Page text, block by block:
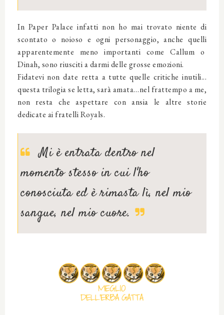
In Paper Palace infatti non ho mai trovato niente di
scontato o noioso e ogni personaggio, anche quelli
apparentemente meno importanti come Callum o
Dinah, sono riusciti a darmi delle grosse emozioni.
Fidatevi non date retta a tutte quelle critiche inutili...
questa trilogia se letta, sarà amata…nel frattempo a me,
non resta che aspettare con ansia le altre storie
dedicate ai fratelli Royals.
Mi è entrata dentro nel
momento stesso in cui l'ho
conosciuta ed è rimasta lì, nel mio
sangue, nel mio cuore.